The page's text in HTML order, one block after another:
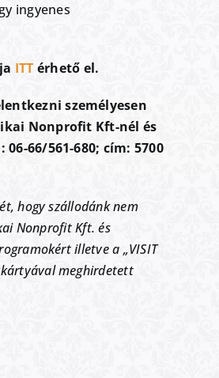
ingyenes
ITT érhető el.
személyesen
Nonprofit Kft-nél és
66/561-680; cím: 5700
hogy szállodánk nem
Nonprofit Kft. és
illetve a „VISIT
meghirdetett